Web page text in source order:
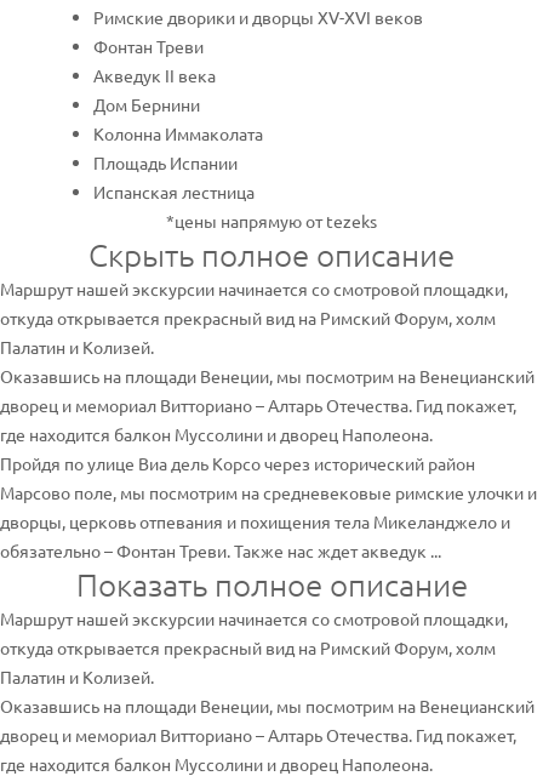
Римские дворики и дворцы XV-XVI веков
Фонтан Треви
Акведук II века
Дом Бернини
Колонна Иммаколата
Площадь Испании
Испанская лестница
*цены напрямую от tezeks
Скрыть полное описание
Маршрут нашей экскурсии начинается со смотровой площадки,
откуда открывается прекрасный вид на Римский Форум, холм
Палатин и Колизей.
Оказавшись на площади Венеции, мы посмотрим на Венецианский
дворец и мемориал Витториано – Алтарь Отечества. Гид покажет,
где находится балкон Муссолини и дворец Наполеона.
Пройдя по улице Виа дель Корсо через исторический район
Марсово поле, мы посмотрим на средневековые римские улочки и
дворцы, церковь отпевания и похищения тела Микеланджело и
обязательно – Фонтан Треви. Также нас ждет акведук ...
Показать полное описание
Маршрут нашей экскурсии начинается со смотровой площадки,
откуда открывается прекрасный вид на Римский Форум, холм
Палатин и Колизей.
Оказавшись на площади Венеции, мы посмотрим на Венецианский
дворец и мемориал Витториано – Алтарь Отечества. Гид покажет,
где находится балкон Муссолини и дворец Наполеона.